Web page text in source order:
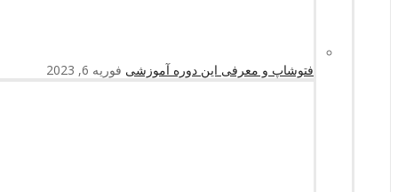
فتوشاپ و معرفی این دوره آموزشی فوریه 6, 2023